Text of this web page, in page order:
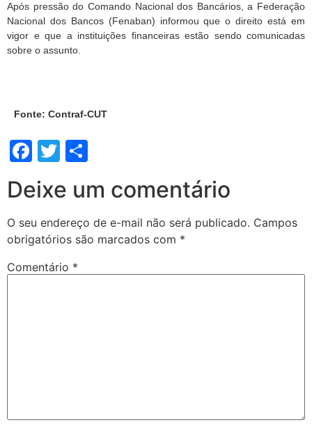
Após pressão do Comando Nacional dos Bancários, a Federação
Nacional dos Bancos (Fenaban) informou que o direito está em
vigor e que a instituições financeiras estão sendo comunicadas
sobre o assunto.
Fonte: Contraf-CUT
Facebook
Twitter
Deixe um comentário
O seu endereço de e-mail não será publicado. Campos
obrigatórios são marcados com *
Comentário *